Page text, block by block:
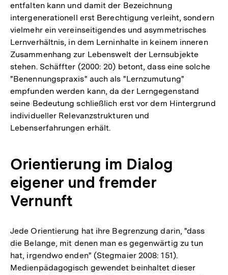
entfalten kann und damit der Bezeichnung
intergenerationell erst Berechtigung verleiht, sondern
vielmehr ein vereinseitigendes und asymmetrisches
Lernverhältnis, in dem Lerninhalte in keinem inneren
Zusammenhang zur Lebenswelt der Lernsubjekte
stehen. Schäffter (2000: 20) betont, dass eine solche
"Benennungspraxis" auch als "Lernzumutung"
empfunden werden kann, da der Lerngegenstand
seine Bedeutung schließlich erst vor dem Hintergrund
individueller Relevanzstrukturen und
Lebenserfahrungen erhält.
Orientierung im Dialog
eigener und fremder
Vernunft
Jede Orientierung hat ihre Begrenzung darin, "dass
die Belange, mit denen man es gegenwärtig zu tun
hat, irgendwo enden" (Stegmaier 2008: 151).
Medienpädagogisch gewendet beinhaltet dieser